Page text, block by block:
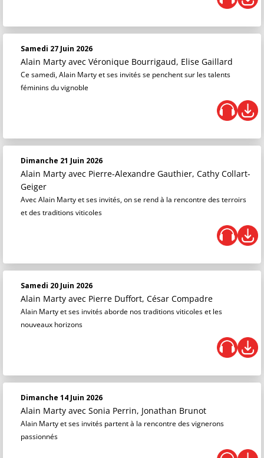
Samedi 27 Juin 2026
Alain Marty avec Véronique Bourrigaud, Elise Gaillard
Ce samedi, Alain Marty et ses invités se penchent sur les talents
féminins du vignoble
Dimanche 21 Juin 2026
Alain Marty avec Pierre-Alexandre Gauthier, Cathy Collart-
Geiger
Avec Alain Marty et ses invités, on se rend à la rencontre des terroirs
et des traditions viticoles
Samedi 20 Juin 2026
Alain Marty avec Pierre Duffort, César Compadre
Alain Marty et ses invités aborde nos traditions viticoles et les
nouveaux horizons
Dimanche 14 Juin 2026
Alain Marty avec Sonia Perrin, Jonathan Brunot
Alain Marty et ses invités partent à la rencontre des vignerons
passionnés